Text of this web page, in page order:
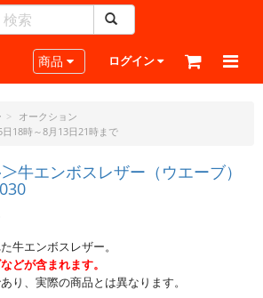
Toggle navigation
商品 ログイン
オークション
18時～8月13日21時まで
牛エンボスレザー（ウエーブ）
牛エンボスレザー。
どが含まれます。
り、実際の商品とは異なります。